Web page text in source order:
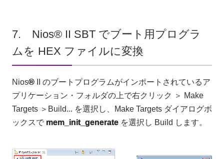
7. Nios® II SBT でブート用プログラ
ムを HEX ファイルに変換
Nios®II のブートプログラムがインポートされているア
プリケーション・フォルダの上で右クリック ＞ Make
Targets ＞Build... を選択し、Make Targets ダイアログボ
ックスで mem_init_generateを選択し Build します。